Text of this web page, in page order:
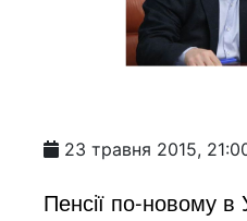
23 травня 2015,
Пенсії по-новому в